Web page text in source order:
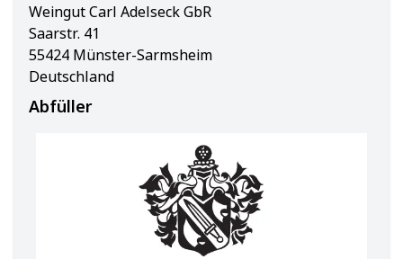
Weingut Carl Adelseck GbR
Saarstr. 41
55424 Münster-Sarmsheim
Deutschland
Abfüller